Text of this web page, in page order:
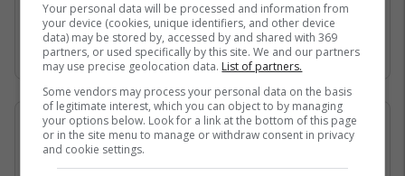
Gjirin Persik dhe nuk janë në gjendje të arrijnë
në det të hapur për shkak të bllokadës
iraniane. /Telegrafi/
07/05/2026 • 16:19
Në çfarë kushtesh mund të
Your personal data will be processed and information from
your device (cookies, unique identifiers, and other device
data) may be stored by, accessed by and shared with 369
partners, or used specifically by this site. We and our partners
may use precise geolocation data. List of partners.
Some vendors may process your personal data on the basis
of legitimate interest, which you can object to by managing
your options below. Look for a link at the bottom of this page
or in the site menu to manage or withdraw consent in privacy
and cookie settings.